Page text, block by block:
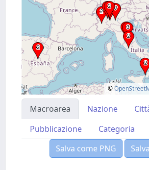
©
Macroarea Nazione
Pubblicazione
Categoria
Salva come PNG